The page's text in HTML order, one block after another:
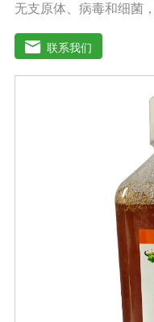
无支原体、病毒和细菌
典》2020版质量标准。
存：-15℃―-20℃有效期
步解冻法（ -20℃→2-
联系我们